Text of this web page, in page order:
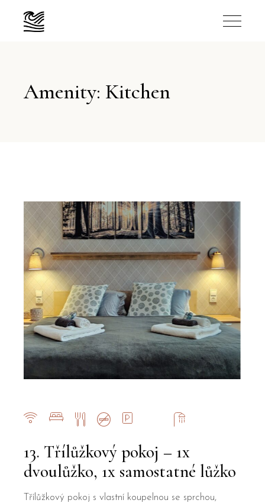
Amenity: Kitchen
13. Třílůžkový pokoj – 1x
dvoulůžko, 1x samostatné lůžko
Třílůžkový pokoj s vlastní koupelnou se sprchou,